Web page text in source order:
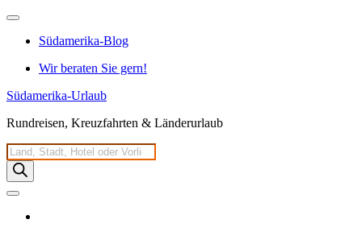
Zum
springenSüdamerika-Blog
Wir beraten Sie gern!
Südamerika-Urlaub
Rundreisen, Kreuzfahrten & Länderurlaub
Products
search